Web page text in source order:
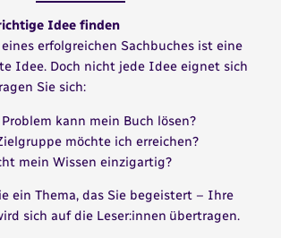
Idee finden
erfolgreichen Sachbuches ist eine
Idee. Doch nicht jede Idee eignet sich
Sie sich:
kann mein Buch lösen?
möchte ich erreichen?
mein Wissen einzigartig?
ein Thema, das Sie begeistert – Ihre
sich auf die Leser:innen übertragen.